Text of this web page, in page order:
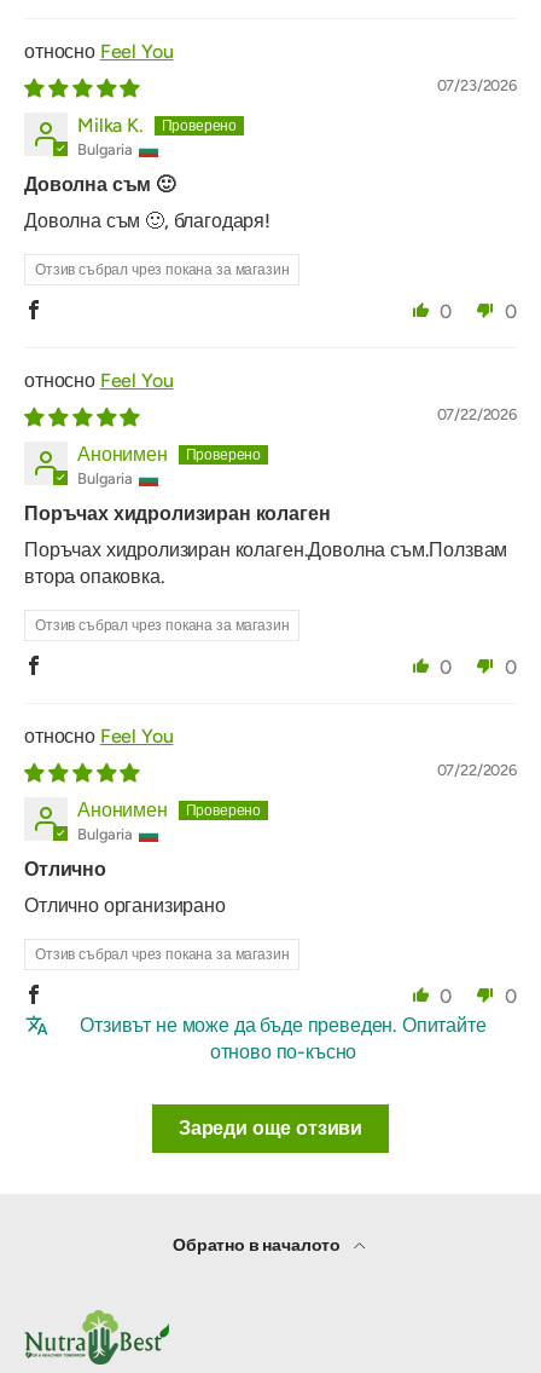
Feel You
07/23/2026
Milka K.
Bulgaria
Доволна съм 🙂
Доволна съм 🙂, благодаря!
Отзив събрал чрез покана за магазин
0 0
Feel You
07/22/2026
Анонимен
Bulgaria
Поръчах хидролизиран колаген
Поръчах хидролизиран колаген.Доволна съм.Ползвам
втора опаковка.
Отзив събрал чрез покана за магазин
0 0
Feel You
07/22/2026
Анонимен
Bulgaria
Отлично
Отлично организирано
Отзив събрал чрез покана за магазин
0
0
Отзивът не може да бъде преведен. Опитайте
отново по-късно
Зареди още отзиви
Обратно в началото